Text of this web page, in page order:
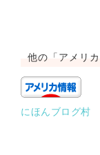
他の「アメリ
にほんブログ村